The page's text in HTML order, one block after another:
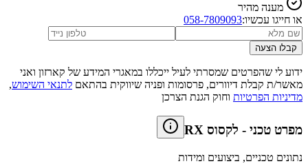
מענה מהיר
או חייגו עכשיו:058-7809093
קבלו הצעה
ידוע לי שהפרטים שמסרתי לעיל ייכללו במאגרי המידע של קארזון ואני
מאשר/ת קבלת דיוורים, פרסומות ופניה שיווקית בהתאם לתנאי השימוש,
מדיניות הפרטיות וחוק הגנת הצרכן
מפרט טכני - לקסוס RX
נתונים טכניים, ביצועים ומידות